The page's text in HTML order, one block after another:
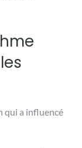
qui a influencé